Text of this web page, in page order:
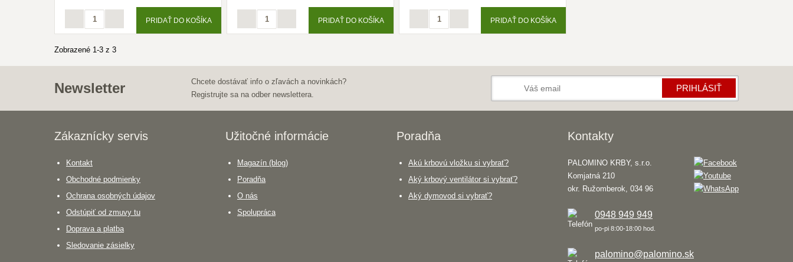
PRIDAŤ DO KOŠÍKA PRIDAŤ DO KOŠÍKA PRIDAŤ DO KOŠÍKA
Zobrazené 1-3 z 3
Newsletter
Chcete dostávať info o zľavách a novinkách?
Registrujte sa na odber newslettera.
PRIHLÁSIŤ
Zákaznícky servis
Kontakt
Obchodné podmienky
Ochrana osobných údajov
Odstúpiť od zmuvy tu
Doprava a platba
Sledovanie zásielky
Užitočné informácie
Magazín (blog)
Poradňa
O nás
Spolupráca
Poradňa
Akú krbovú vložku si vybrať?
Aký krbový ventilátor si vybrať?
Aký dymovod si vybrať?
Kontakty
PALOMINO KRBY, s.r.o.
Komjatná 210
okr. Ružomberok, 034 96
0948 949 949
po-pi 8:00-18:00 hod.
palomino@palomino.sk